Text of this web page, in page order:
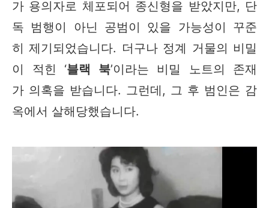
가 용의자로 체포되어 종신형을 받았지만, 단
독 범행이 아닌 공범이 있을 가능성이 꾸준
히 제기되었습니다. 더구나 정계 거물의 비밀
이 적힌 ‘블랙 북’이라는 비밀 노트의 존재
가 의혹을 받습니다. 그런데, 그 후 범인은 감
옥에서 살해당했습니다.